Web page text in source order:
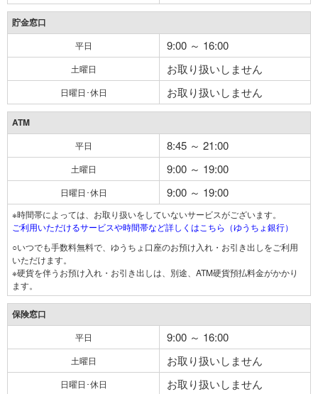
貯金窓口
平日 9:00 ～ 16:00
土曜日 お取り扱いしません
日曜日･休日 お取り扱いしません
ATM
平日 8:45 ～ 21:00
土曜日 9:00 ～ 19:00
日曜日･休日 9:00 ～ 19:00
※時間帯によっては、お取り扱いをしていないサービスがございます。
ご利用いただけるサービスや時間帯など詳しくはこちら（ゆうちょ銀行）
○いつでも手数料無料で、ゆうちょ口座のお預け入れ・お引き出しをご利用
いただけます。
※硬貨を伴うお預け入れ・お引き出しは、別途、ATM硬貨預払料金がかかり
ます。
保険窓口
平日 9:00 ～ 16:00
土曜日 お取り扱いしません
日曜日･休日 お取り扱いしません